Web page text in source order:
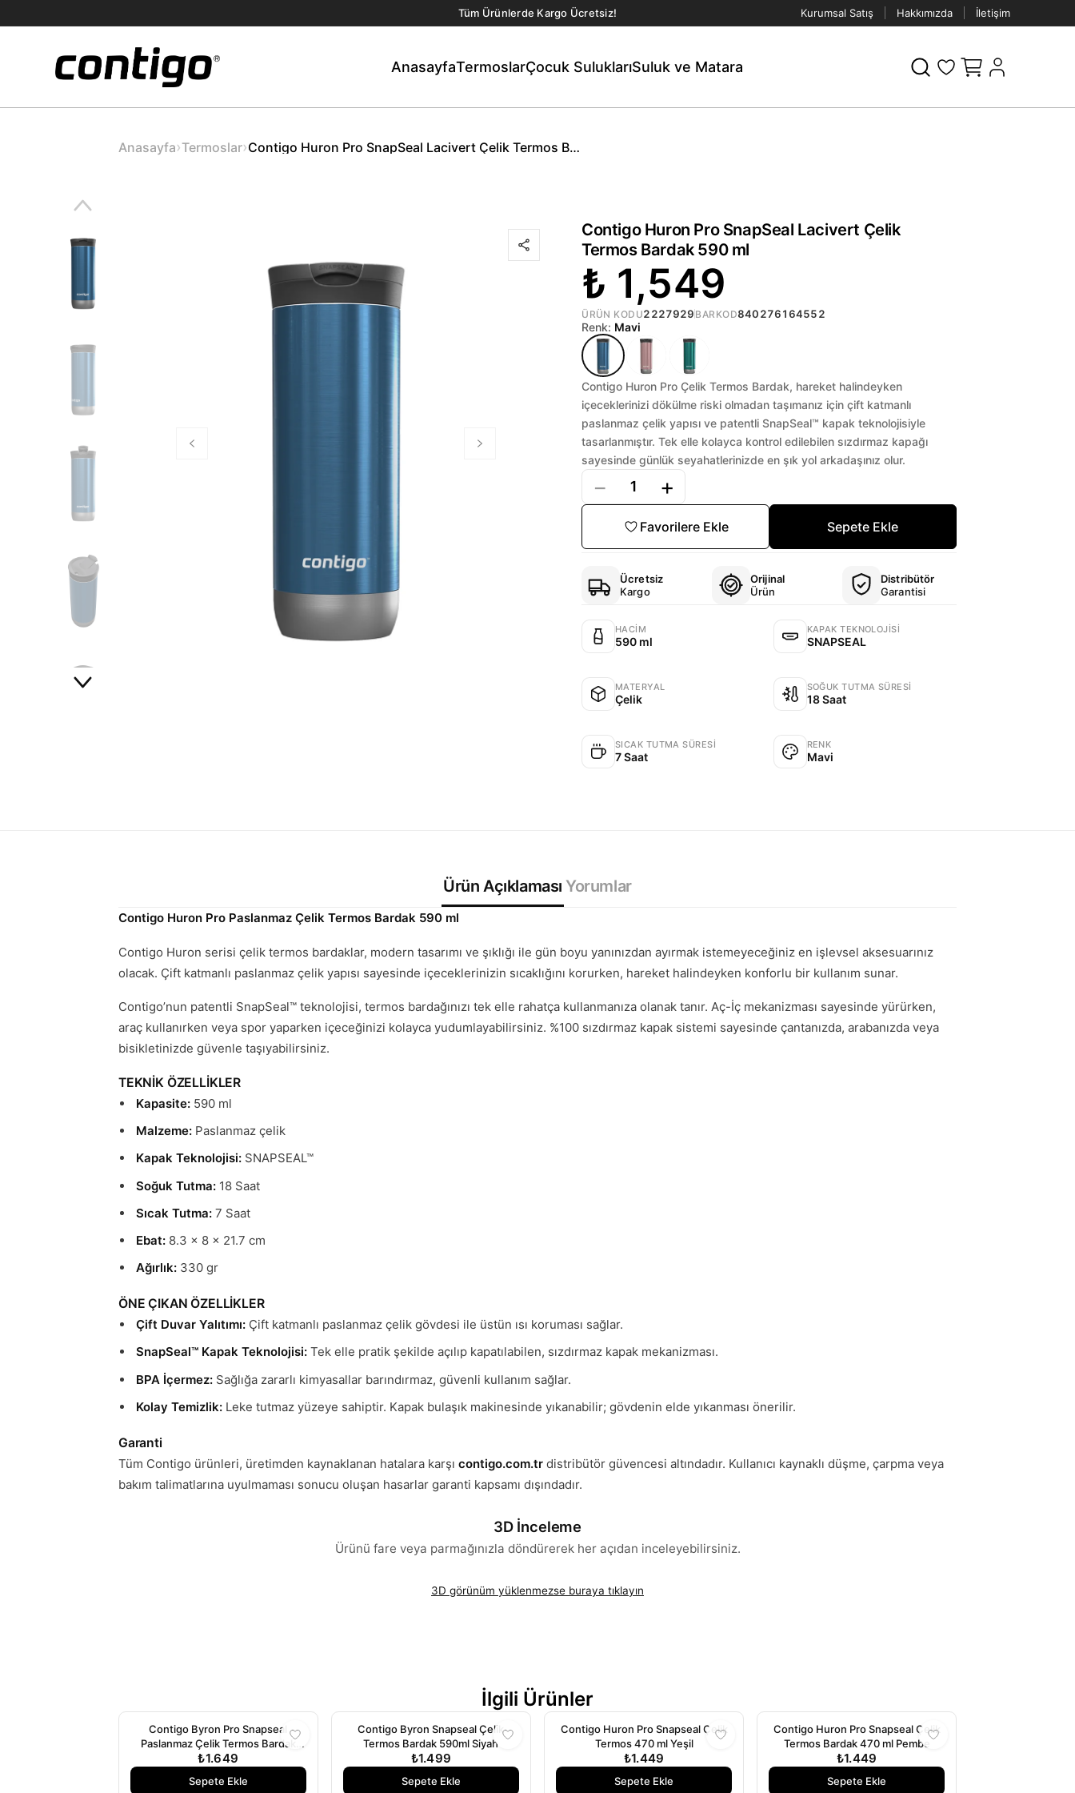
Tüm Ürünlerde Kargo Ücretsiz! Kurumsal Satış Hakkımızda İletişim
AnasayfaTermoslarÇocuk SuluklarıSuluk ve Matara
Anasayfa›Termoslar›Contigo Huron Pro SnapSeal Lacivert Çelik Termos Bardak 590 ml
Contigo Huron Pro SnapSeal Lacivert Çelik
Termos Bardak 590 ml
₺ 1,549
ÜRÜN KODU2227929 BARKOD840276164552
Renk: Mavi
Contigo Huron Pro Çelik Termos Bardak, hareket halindeyken
içeceklerinizi dökülme riski olmadan taşımanız için çift katmanlı
paslanmaz çelik yapısı ve patentli SnapSeal™ kapak teknolojisiyle
tasarlanmıştır. Tek elle kolayca kontrol edilebilen sızdırmaz kapağı
sayesinde günlük seyahatlerinizde en şık yol arkadaşınız olur.
− 1 +
Favorilere Ekle Sepete Ekle
Ücretsiz
Kargo
Orijinal
Ürün
Distribütör
Garantisi
HACIM
590 ml
KAPAK TEKNOLOJISI
SNAPSEAL
MATERYAL
Çelik
SOĞUK TUTMA SÜRESI
18 Saat
SICAK TUTMA SÜRESI
7 Saat
RENK
Mavi
Ürün Açıklaması Yorumlar
Contigo Huron Pro Paslanmaz Çelik Termos Bardak 590 ml
Contigo Huron serisi çelik termos bardaklar, modern tasarımı ve şıklığı ile gün boyu yanınızdan ayırmak istemeyeceğiniz en işlevsel aksesuarınız
olacak. Çift katmanlı paslanmaz çelik yapısı sayesinde içeceklerinizin sıcaklığını korurken, hareket halindeyken konforlu bir kullanım sunar.
Contigo’nun patentli SnapSeal™ teknolojisi, termos bardağınızı tek elle rahatça kullanmanıza olanak tanır. Aç-İç mekanizması sayesinde yürürken,
araç kullanırken veya spor yaparken içeceğinizi kolayca yudumlayabilirsiniz. %100 sızdırmaz kapak sistemi sayesinde çantanızda, arabanızda veya
bisikletinizde güvenle taşıyabilirsiniz.
TEKNİK ÖZELLİKLER
Kapasite:590 ml
Malzeme:Paslanmaz çelik
Kapak Teknolojisi:SNAPSEAL™
Soğuk Tutma:18 Saat
Sıcak Tutma:7 Saat
Ebat:8.3 x 8 x 21.7 cm
Ağırlık:330 gr
ÖNE ÇIKAN ÖZELLİKLER
Çift Duvar Yalıtımı:Çift katmanlı paslanmaz çelik gövdesi ile üstün ısı koruması sağlar.
SnapSeal™ Kapak Teknolojisi:Tek elle pratik şekilde açılıp kapatılabilen, sızdırmaz kapak mekanizması.
BPA İçermez:Sağlığa zararlı kimyasallar barındırmaz, güvenli kullanım sağlar.
Kolay Temizlik:Leke tutmaz yüzeye sahiptir. Kapak bulaşık makinesinde yıkanabilir; gövdenin elde yıkanması önerilir.
Garanti
Tüm Contigo ürünleri, üretimden kaynaklanan hatalara karşı contigo.com.trdistribütör güvencesi altındadır. Kullanıcı kaynaklı düşme, çarpma veya
bakım talimatlarına uyulmaması sonucu oluşan hasarlar garanti kapsamı dışındadır.
3D İnceleme
Ürünü fare veya parmağınızla döndürerek her açıdan inceleyebilirsiniz.
3D görünüm yüklenmezse buraya tıklayın
İlgili Ürünler
Contigo Byron Pro Snapseal
Paslanmaz Çelik Termos Bardak
590ml Turkuaz
₺1.649
Sepete Ekle
Contigo Byron Snapseal Çelik
Termos Bardak 590ml Siyah
₺1.499
Sepete Ekle
Contigo Huron Pro Snapseal Çelik
Termos 470 ml Yeşil
₺1.449
Sepete Ekle
Contigo Huron Pro Snapseal Çelik
Termos Bardak 470 ml Pembe
₺1.449
Sepete Ekle